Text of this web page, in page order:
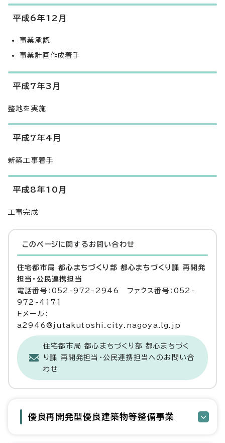
平成6年12月
事業承認
事業計画作成着手
平成7年3月
整地を実施
平成7年4月
新築工事着手
平成8年10月
工事完成
このページに関する お問い合わせ
住宅都市局 都心まちづくり部 都心まちづくり課 再開発
担当・公民連携担当
電話番号：052-972-2946 ファクス番号：052-
972-4171
Eメール：
a2946@jutakutoshi.city.nagoya.lg.jp
住宅都市局 都心まちづくり部 都心まちづく
り課 再開発担当・公民連携担当へのお問い合
わせ
優良再開発型優良建築物等整備事業